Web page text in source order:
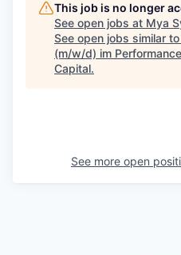
This job is no longer
See open jobs at Mya
See open jobs similar
(m/w/d) im
Capital.
See more open